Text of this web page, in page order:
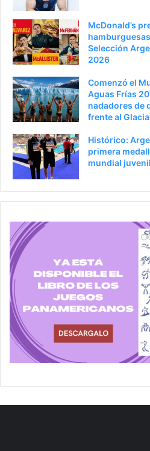
o
r
i
McDonald’s
Selección
2026
Comenzó el
Aguas Frías
nadadores de
frente al
Histórico:
primera
mundial juvenil